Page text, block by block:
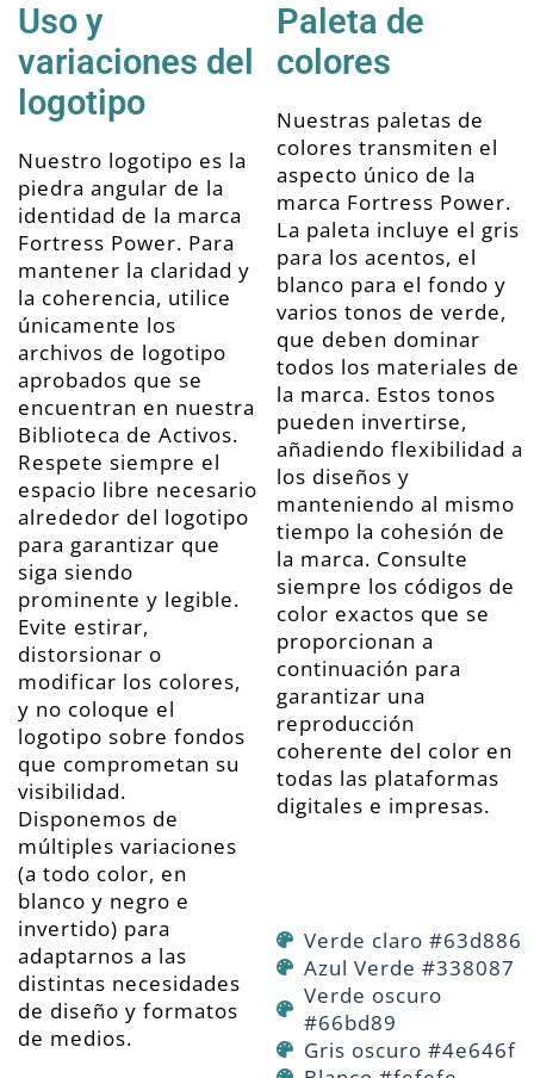
Uso y
variaciones del
logotipo
Nuestro logotipo es la
piedra angular de la
identidad de la marca
Fortress Power. Para
mantener la claridad y
la coherencia, utilice
únicamente los
archivos de logotipo
aprobados que se
encuentran en nuestra
Biblioteca de Activos.
Respete siempre el
espacio libre necesario
alrededor del logotipo
para garantizar que
siga siendo
prominente y legible.
Evite estirar,
distorsionar o
modificar los colores,
y no coloque el
logotipo sobre fondos
que comprometan su
visibilidad.
Disponemos de
múltiples variaciones
(a todo color, en
blanco y negro e
invertido) para
adaptarnos a las
distintas necesidades
de diseño y formatos
de medios.
Paleta de
colores
Nuestras paletas de
colores transmiten el
aspecto único de la
marca Fortress Power.
La paleta incluye el gris
para los acentos, el
blanco para el fondo y
varios tonos de verde,
que deben dominar
todos los materiales de
la marca. Estos tonos
pueden invertirse,
añadiendo flexibilidad a
los diseños y
manteniendo al mismo
tiempo la cohesión de
la marca. Consulte
siempre los códigos de
color exactos que se
proporcionan a
continuación para
garantizar una
reproducción
coherente del color en
todas las plataformas
digitales e impresas.
Verde claro #63d886
Azul Verde #338087
Verde oscuro
#66bd89
Gris oscuro #4e646f